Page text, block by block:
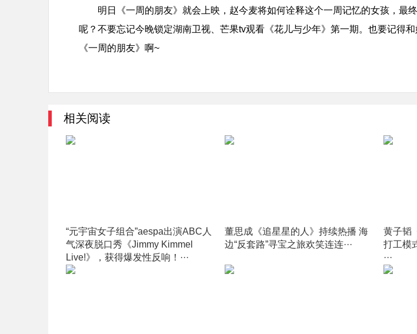
明日《一周的朋友》就会上映，赵今麦将如何诠释这个一周记忆的女孩，最
呢？不要忘记今晚锁定湖南卫视、芒果tv观看《花儿与少年》第一期。也要记得
《一周的朋友》啊~
相关阅读
“元宇宙女子组合”aespa出演ABC人
气深夜脱口秀《Jimmy Kimmel
Live!》，获得爆发性反响！···
董思成《追星星的人》持续热播 海
边“反套路”寻宝之旅欢笑连连···
黄子韬
打工模
···